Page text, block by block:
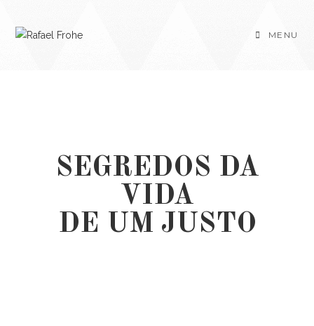
MENU
SEGREDOS DA
VIDA
DE UM JUSTO